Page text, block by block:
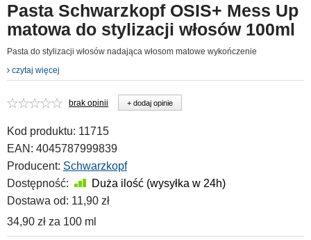
Pasta Schwarzkopf OSIS+ Mess Up
matowa do stylizacji włosów 100ml
Pasta do stylizacji włosów nadająca włosom matowe wykończenie
czytaj więcej
brak opinii + dodaj opinie
Kod produktu: 11715
EAN: 4045787999839
Producent: Schwarzkopf
Dostępność:
Duża ilość (wysyłka w 24h)
Dostawa od: 11,90 zł
34,90 zł za 100 ml